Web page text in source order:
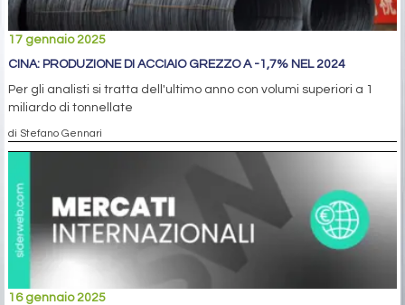
17 gennaio 2025
CINA: PRODUZIONE DI ACCIAIO GREZZO A -1,7% NEL 2024
Per gli analisti si tratta dell'ultimo anno con volumi superiori a 1
miliardo di tonnellate
di Stefano Gennari
16 gennaio 2025